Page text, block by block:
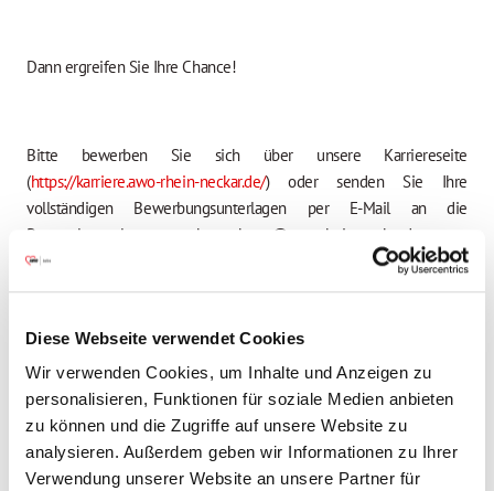
Diese Webseite verwendet Cookies
Wir verwenden Cookies, um Inhalte und Anzeigen zu
personalisieren, Funktionen für soziale Medien anbieten
zu können und die Zugriffe auf unsere Website zu
analysieren. Außerdem geben wir Informationen zu Ihrer
Verwendung unserer Website an unsere Partner für
Dann ergreifen Sie Ihre Chance!
Bitte bewerben Sie sich über unsere Karriereseite
(https://karriere.awo-rhein-neckar.de/) oder senden Sie Ihre
vollständigen Bewerbungsunterlagen per E-Mail an die
Personalverwaltung unter bewerbung@awo-rhein-neckar.de
Kiatipis, Einrichtungsleitung, AWO Kreisverband Rhein-Neckar e.V.,
Geschäftsstelle Weinheim, Burggasse 23, 69469 Weinheim,
telefonisch unter 06201/4853-412/413 oder 384 zur Verfügung.
Bitte haben Sie Verständnis dafür, dass wir keine Kosten
übernehmen, die Ihnen durch das Vorstellungsgespräch entstehen.